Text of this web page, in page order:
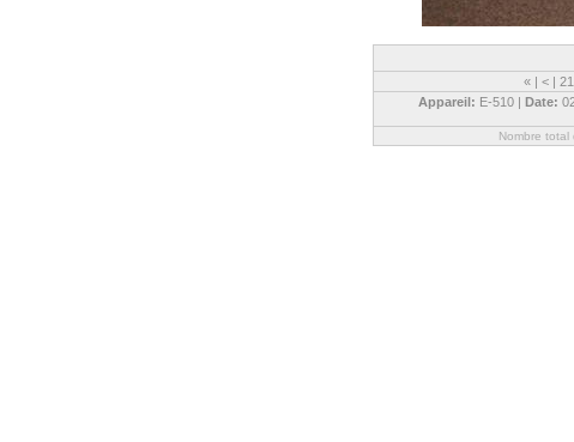
« | < | 21
Appareil: E-510 | Date:
Nombre total